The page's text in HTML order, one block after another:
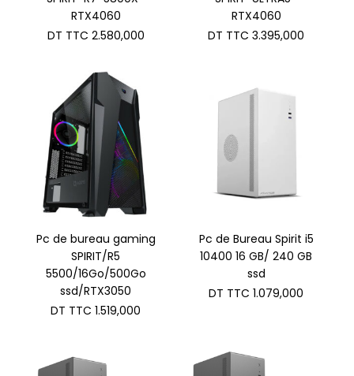
RTX4060
DT TTC 2.580,000
RTX4060
DT TTC 3.395,000
Pc de bureau gaming
SPIRIT/R5
5500/16Go/500Go
ssd/RTX3050
DT TTC 1.519,000
Pc de Bureau Spirit i5
10400 16 GB/ 240 GB
ssd
DT TTC 1.079,000